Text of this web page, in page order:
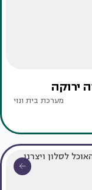
ירוקה
מערכת בית ונוי